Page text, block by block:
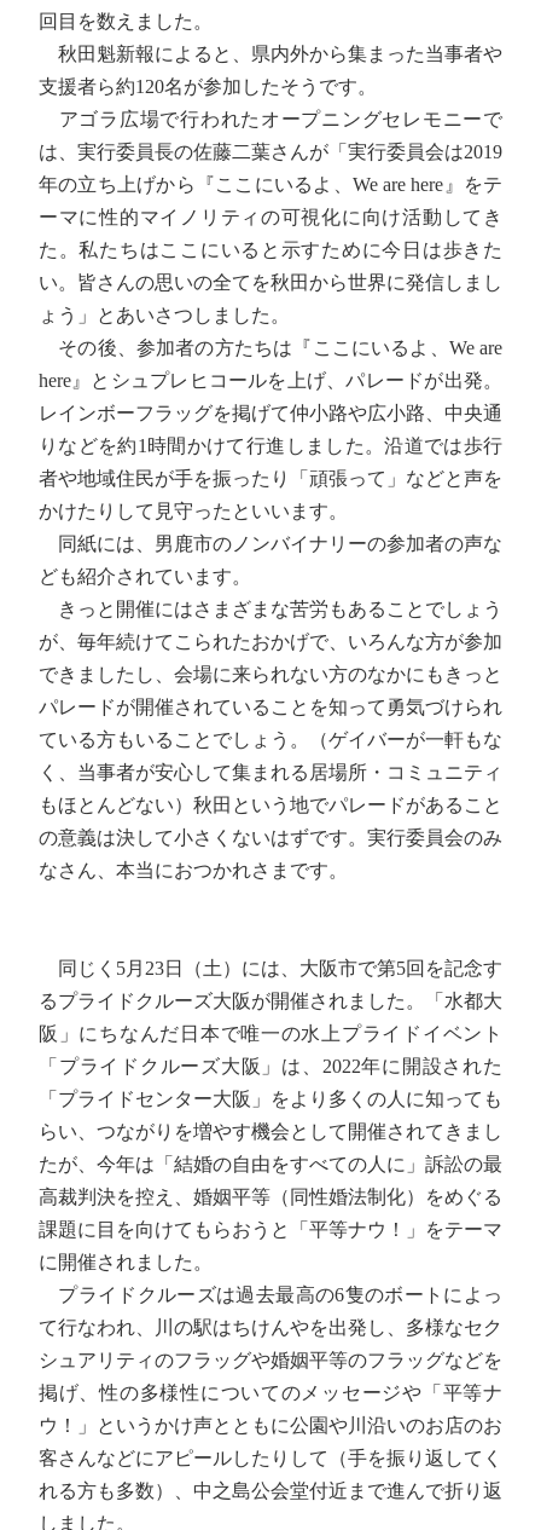
回目を数えました。
秋田魁新報によると、県内外から集まった当事者や
支援者ら約120名が参加したそうです。
アゴラ広場で行われたオープニングセレモニーで
は、実行委員長の佐藤二葉さんが「実行委員会は2019
年の立ち上げから『ここにいるよ、We are here』をテ
ーマに性的マイノリティの可視化に向け活動してき
た。私たちはここにいると示すために今日は歩きた
い。皆さんの思いの全てを秋田から世界に発信しまし
ょう」とあいさつしました。
その後、参加者の方たちは『ここにいるよ、We are
here』とシュプレヒコールを上げ、パレードが出発。
レインボーフラッグを掲げて仲小路や広小路、中央通
りなどを約1時間かけて行進しました。沿道では歩行
者や地域住民が手を振ったり「頑張って」などと声を
かけたりして見守ったといいます。
同紙には、男鹿市のノンバイナリーの参加者の声な
ども紹介されています。
きっと開催にはさまざまな苦労もあることでしょう
が、毎年続けてこられたおかげで、いろんな方が参加
できましたし、会場に来られない方のなかにもきっと
パレードが開催されていることを知って勇気づけられ
ている方もいることでしょう。（ゲイバーが一軒もな
く、当事者が安心して集まれる居場所・コミュニティ
もほとんどない）秋田という地でパレードがあること
の意義は決して小さくないはずです。実行委員会のみ
なさん、本当におつかれさまです。
同じく5月23日（土）には、大阪市で第5回を記念す
るプライドクルーズ大阪が開催されました。「水都大
阪」にちなんだ日本で唯一の水上プライドイベント
「プライドクルーズ大阪」は、2022年に開設された
「プライドセンター大阪」をより多くの人に知っても
らい、つながりを増やす機会として開催されてきまし
たが、今年は「結婚の自由をすべての人に」訴訟の最
高裁判決を控え、婚姻平等（同性婚法制化）をめぐる
課題に目を向けてもらおうと「平等ナウ！」をテーマ
に開催されました。
プライドクルーズは過去最高の6隻のボートによっ
て行なわれ、川の駅はちけんやを出発し、多様なセク
シュアリティのフラッグや婚姻平等のフラッグなどを
掲げ、性の多様性についてのメッセージや「平等ナ
ウ！」というかけ声とともに公園や川沿いのお店のお
客さんなどにアピールしたりして（手を振り返してく
れる方も多数）、中之島公会堂付近まで進んで折り返
しました。